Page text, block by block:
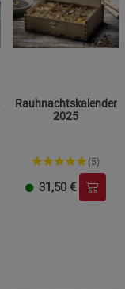
Rauhnachtskalender
2025
(5)
31,50 €